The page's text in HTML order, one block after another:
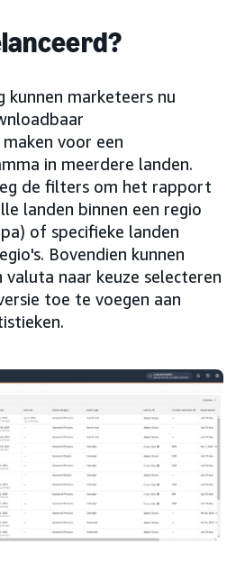
kunnen marketeers nu
voor een
in meerdere landen.
de filters om het rapport
landen binnen een regio
of specifieke landen
Bovendien kunnen
valuta naar keuze selecteren
toe te voegen aan